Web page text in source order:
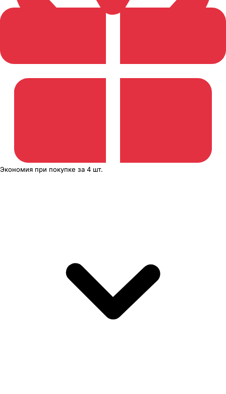
Экономия при покупке за 4 шт.